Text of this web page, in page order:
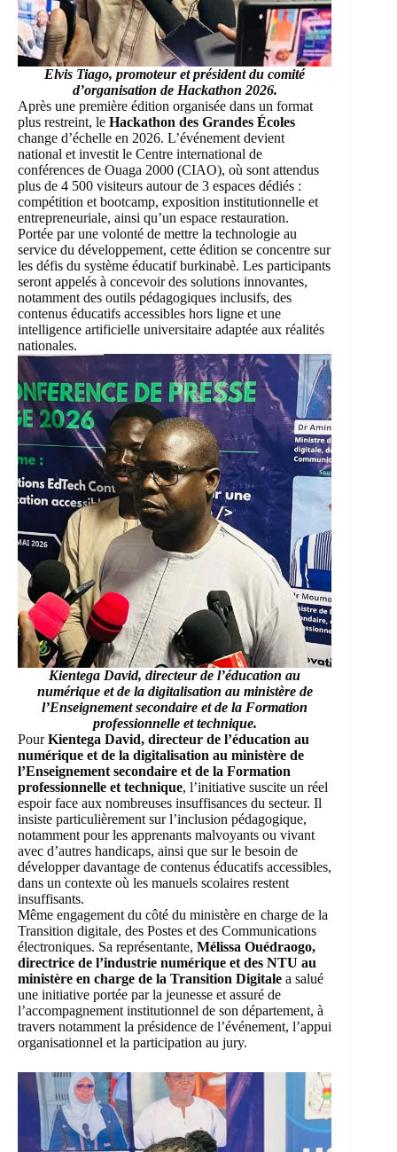
Elvis Tiago, promoteur et président du comité
d’organisation de Hackathon 2026.
Après une première édition organisée dans un format
plus restreint, le Hackathon des Grandes Écoles
change d’échelle en 2026. L’événement devient
national et investit le Centre international de
conférences de Ouaga 2000 (CIAO), où sont attendus
plus de 4 500 visiteurs autour de 3 espaces dédiés :
compétition et bootcamp, exposition institutionnelle et
entrepreneuriale, ainsi qu’un espace restauration.
Portée par une volonté de mettre la technologie au
service du développement, cette édition se concentre sur
les défis du système éducatif burkinabè. Les participants
seront appelés à concevoir des solutions innovantes,
notamment des outils pédagogiques inclusifs, des
contenus éducatifs accessibles hors ligne et une
intelligence artificielle universitaire adaptée aux réalités
nationales.
Kientega David, directeur de l’éducation au
numérique et de la digitalisation au ministère de
l’Enseignement secondaire et de la Formation
professionnelle et technique.
PourKientega David, directeur de l’éducation au
numérique et de la digitalisation au ministère de
l’Enseignement secondaire et de la Formation
professionnelle et technique, l’initiative suscite un réel
espoir face aux nombreuses insuffisances du secteur. Il
insiste particulièrement sur l’inclusion pédagogique,
notamment pour les apprenants malvoyants ou vivant
avec d’autres handicaps, ainsi que sur le besoin de
développer davantage de contenus éducatifs accessibles,
dans un contexte où les manuels scolaires restent
insuffisants.
Même engagement du côté du ministère en charge de la
Transition digitale, des Postes et des Communications
électroniques. Sa représentante, Mélissa Ouédraogo,
directrice de l’industrie numérique et des NTU au
ministère en charge de la Transition Digitale a salué
une initiative portée par la jeunesse et assuré de
l’accompagnement institutionnel de son département, à
travers notamment la présidence de l’événement, l’appui
organisationnel et la participation au jury.